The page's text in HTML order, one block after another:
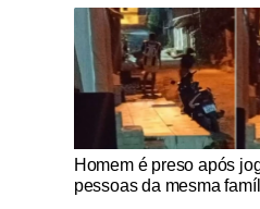
Notícias Católicas
Homem é preso após
pessoas da mesma